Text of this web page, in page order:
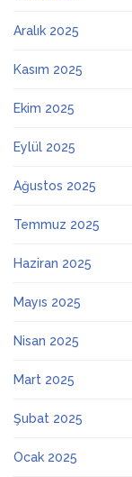
Aralık 2025
Kasım 2025
Ekim 2025
Eylül 2025
Ağustos 2025
Temmuz 2025
Haziran 2025
Mayıs 2025
Nisan 2025
Mart 2025
Şubat 2025
Ocak 2025